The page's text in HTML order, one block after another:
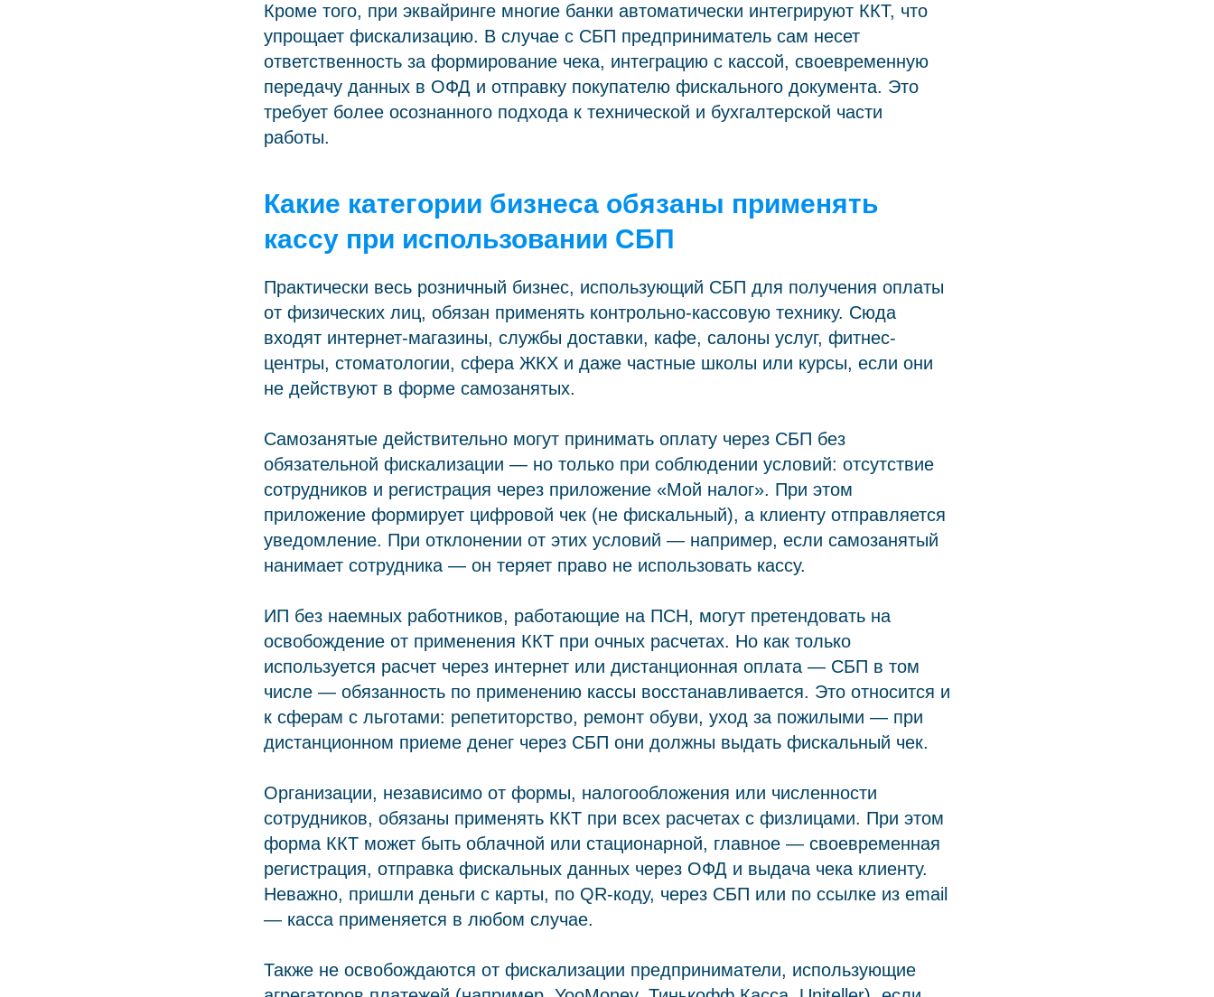
Кроме того, при эквайринге многие банки автоматически интегрируют ККТ, что
упрощает фискализацию. В случае с СБП предприниматель сам несет
ответственность за формирование чека, интеграцию с кассой, своевременную
передачу данных в ОФД и отправку покупателю фискального документа. Это
требует более осознанного подхода к технической и бухгалтерской части
работы.
Какие категории бизнеса обязаны применять
кассу при использовании СБП
Практически весь розничный бизнес, использующий СБП для получения оплаты
от физических лиц, обязан применять контрольно-кассовую технику. Сюда
входят интернет-магазины, службы доставки, кафе, салоны услуг, фитнес-
центры, стоматологии, сфера ЖКХ и даже частные школы или курсы, если они
не действуют в форме самозанятых.
Самозанятые действительно могут принимать оплату через СБП без
обязательной фискализации — но только при соблюдении условий: отсутствие
сотрудников и регистрация через приложение «Мой налог». При этом
приложение формирует цифровой чек (не фискальный), а клиенту отправляется
уведомление. При отклонении от этих условий — например, если самозанятый
нанимает сотрудника — он теряет право не использовать кассу.
ИП без наемных работников, работающие на ПСН, могут претендовать на
освобождение от применения ККТ при очных расчетах. Но как только
используется расчет через интернет или дистанционная оплата — СБП в том
числе — обязанность по применению кассы восстанавливается. Это относится и
к сферам с льготами: репетиторство, ремонт обуви, уход за пожилыми — при
дистанционном приеме денег через СБП они должны выдать фискальный чек.
Организации, независимо от формы, налогообложения или численности
сотрудников, обязаны применять ККТ при всех расчетах с физлицами. При этом
форма ККТ может быть облачной или стационарной, главное — своевременная
регистрация, отправка фискальных данных через ОФД и выдача чека клиенту.
Неважно, пришли деньги с карты, по QR-коду, через СБП или по ссылке из email
— касса применяется в любом случае.
Также не освобождаются от фискализации предприниматели, использующие